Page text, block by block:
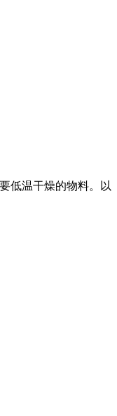
低温干燥的物料。以